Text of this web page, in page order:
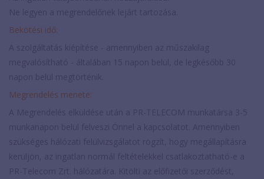
Bekötési idő:
Megrendelés menete: